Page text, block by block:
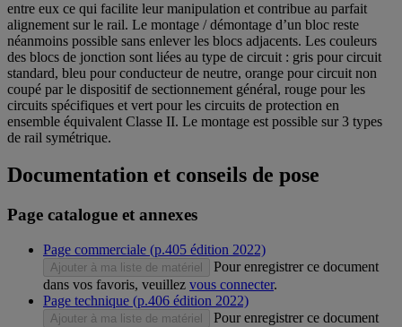
entre eux ce qui facilite leur manipulation et contribue au parfait
alignement sur le rail. Le montage / démontage d’un bloc reste
néanmoins possible sans enlever les blocs adjacents. Les couleurs
des blocs de jonction sont liées au type de circuit : gris pour circuit
standard, bleu pour conducteur de neutre, orange pour circuit non
coupé par le dispositif de sectionnement général, rouge pour les
circuits spécifiques et vert pour les circuits de protection en
ensemble équivalent Classe II. Le montage est possible sur 3 types
de rail symétrique.
Documentation et conseils de pose
Page catalogue et annexes
Page commerciale (p.405 édition 2022)
Ajouter à ma liste de matériel
Pour enregistrer ce document
dans vos favoris, veuillez vous connecter.
Page technique (p.406 édition 2022)
Ajouter à ma liste de matériel
Pour enregistrer ce document